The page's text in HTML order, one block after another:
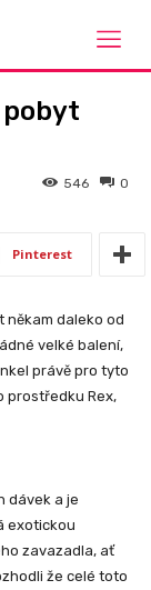
pobyt
0
546
Pinterest
někam daleko od
velké balení,
právě pro tyto
prostředku Rex,
dávek a je
exotickou
zavazadla, ať
že celé toto